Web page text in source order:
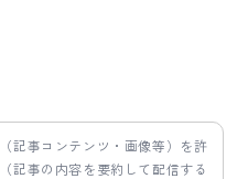
記事コンテンツ・画像等）を許
記事の内容を要約して配信する